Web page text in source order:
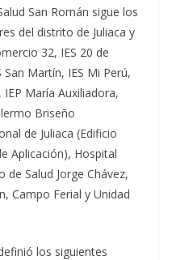
San Román sigue los
del distrito de Juliaca y
32, IES 20 de
San Martín, IES Mi Perú,
IEP María Auxiliadora,
Briseño
de Juliaca (Edificio
Aplicación), Hospital
Salud Jorge Chávez,
Campo Ferial y Unidad
los siguientes